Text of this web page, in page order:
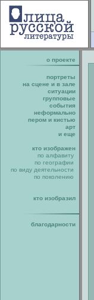
о проекте
портреты
на сцене и в зале
ситуации
групповые
события
неформально
пером и кистью
арт
и еще
кто изображен
по алфавиту
по географии
по виду деятельности
по поколению
кто изобразил
благодарности